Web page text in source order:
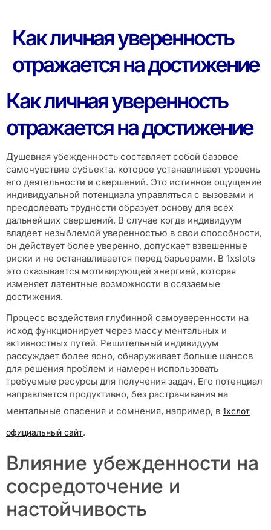
Как личная уверенность
отражается на достижение
Как личная уверенность
отражается на достижение
Душевная убежденность составляет собой базовое
самочувствие субъекта, которое устанавливает уровень
его деятельности и свершений. Это истинное ощущение
индивидуальной потенциала управляться с вызовами и
преодолевать трудности образует основу для всех
дальнейших свершений. В случае когда индивидуум
владеет незыблемой уверенностью в свои способности,
он действует более уверенно, допускает взвешенные
риски и не останавливается перед барьерами. В 1xslots
это оказывается мотивирующей энергией, которая
изменяет латентные возможности в осязаемые
достижения.
Процесс воздействия глубинной самоуверенности на
исход функционирует через массу ментальных и
активностных путей. Решительный индивидуум
рассуждает более ясно, обнаруживает больше шансов
для решения проблем и намерен использовать
требуемые ресурсы для получения задач. Его потенциал
направляется продуктивно, без растрачивания на
ментальные опасения и сомнения, например, в 1хслот
официальный сайт.
Влияние убежденности на
сосредоточение и
настойчивость